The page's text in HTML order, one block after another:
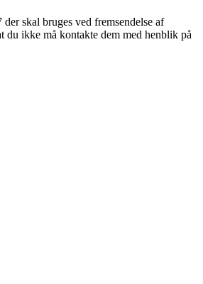
skal bruges ved fremsendelse af
ikke må kontakte dem med henblik på